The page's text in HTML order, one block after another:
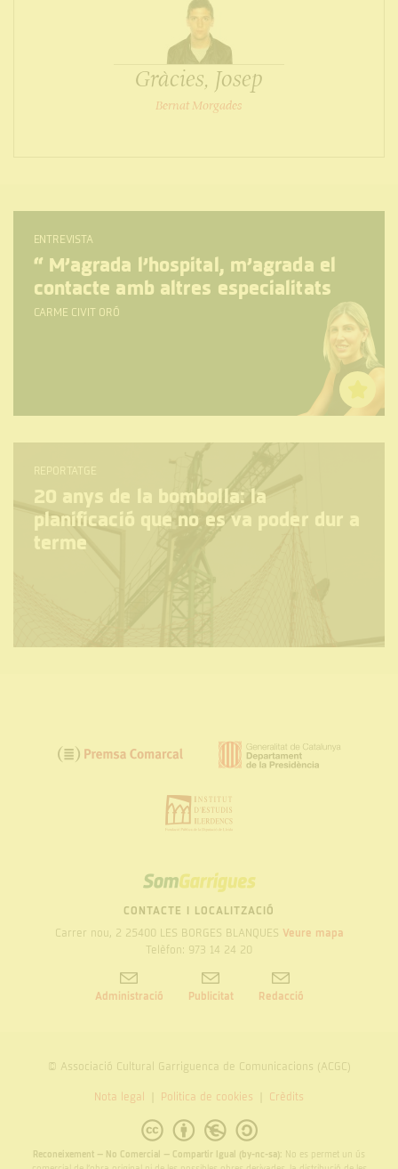
Gràcies, Josep
Bernat Morgades
ENTREVISTA
“ M’agrada l’hospital, m’agrada el
contacte amb altres especialitats
CARME CIVIT ORÓ
REPORTATGE
20 anys de la bombolla: la
planificació que no es va poder dur a
terme
SOM
GARRIGUES
CONTACTE I LOCALITZACIÓ
Carrer nou, 2 25400 LES BORGES BLANQUES Veure mapa
Telèfon: 973 14 24 20
Administració Publicitat Redacció
© Associació Cultural Garriguenca de Comunicacions (ACGC)
Nota legal Politica de cookies Crèdits
Reconeixement – No Comercial – Compartir Igual (by-nc-sa): No es permet un ús